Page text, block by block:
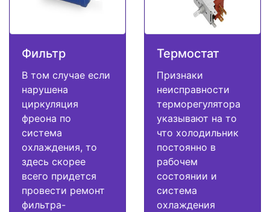
Фильтр
В том случае если
нарушена
циркуляция
фреона по
система
охлаждения, то
здесь скорее
всего придется
провести ремонт
фильтра-
Термостат
Признаки
неисправности
терморегулятора
указывают на то
что холодильник
постоянно в
рабочем
состоянии и
система
охлаждения